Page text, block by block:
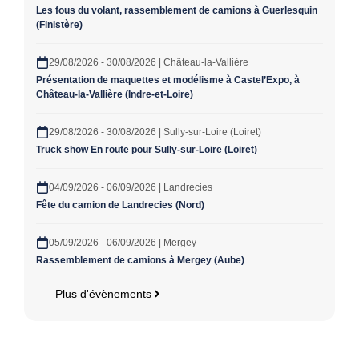
Les fous du volant, rassemblement de camions à Guerlesquin
(Finistère)
29/08/2026 - 30/08/2026 | Château-la-Vallière
Présentation de maquettes et modélisme à Castel’Expo, à
Château-la-Vallière (Indre-et-Loire)
29/08/2026 - 30/08/2026 | Sully-sur-Loire (Loiret)
Truck show En route pour Sully-sur-Loire (Loiret)
04/09/2026 - 06/09/2026 | Landrecies
Fête du camion de Landrecies (Nord)
05/09/2026 - 06/09/2026 | Mergey
Rassemblement de camions à Mergey (Aube)
Plus d'évènements